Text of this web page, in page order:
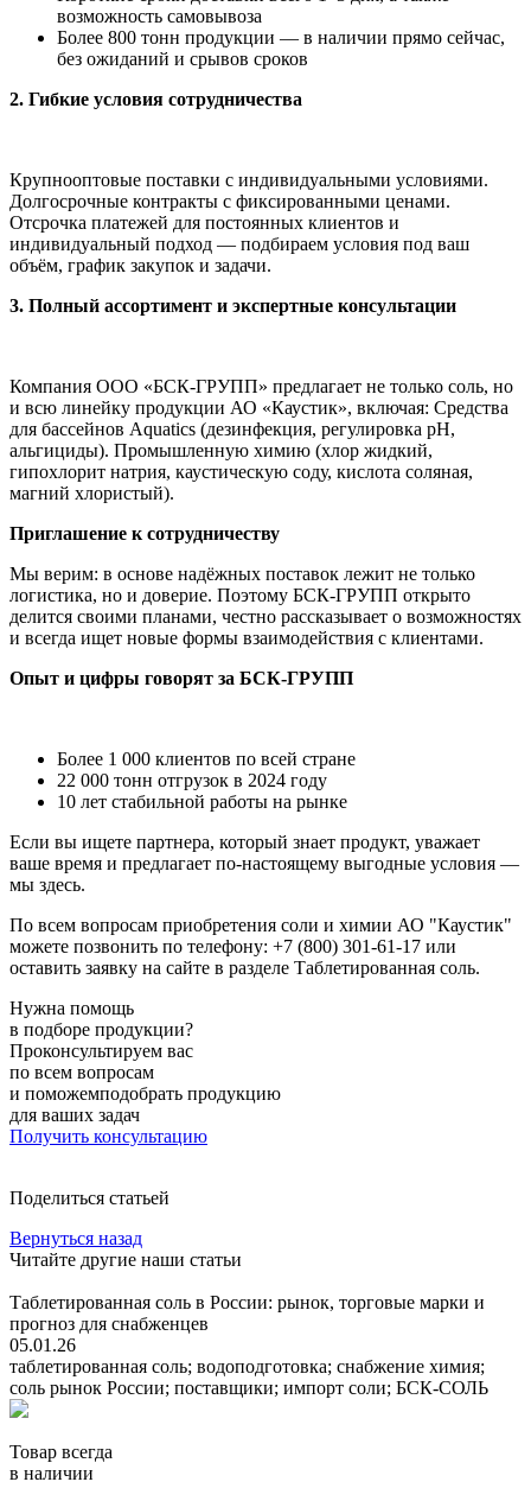
возможность самовывоза
Более 800 тонн продукции — в наличии прямо сейчас,
без ожиданий и срывов сроков
2. Гибкие условия сотрудничества
Крупнооптовые поставки с индивидуальными условиями.
Долгосрочные контракты с фиксированными ценами.
Отсрочка платежей для постоянных клиентов и
индивидуальный подход — подбираем условия под ваш
объём, график закупок и задачи.
3. Полный ассортимент и экспертные консультации
Компания ООО «БСК-ГРУПП» предлагает не только соль, но
и всю линейку продукции АО «Каустик», включая: Средства
для бассейнов Aquatics (дезинфекция, регулировка pH,
альгициды). Промышленную химию (хлор жидкий,
гипохлорит натрия, каустическую соду, кислота соляная,
магний хлористый).
Приглашение к сотрудничеству
Мы верим: в основе надёжных поставок лежит не только
логистика, но и доверие. Поэтому БСК-ГРУПП открыто
делится своими планами, честно рассказывает о возможностях
и всегда ищет новые формы взаимодействия с клиентами.
Опыт и цифры говорят за БСК-ГРУПП
Более 1 000 клиентов по всей стране
22 000 тонн отгрузок в 2024 году
10 лет стабильной работы на рынке
Если вы ищете партнера, который знает продукт, уважает
ваше время и предлагает по-настоящему выгодные условия —
мы здесь.
По всем вопросам приобретения соли и химии АО "Каустик"
можете позвонить по телефону: +7 (800) 301-61-17 или
оставить заявку на сайте в разделе Таблетированная соль.
Нужна помощь
в подборе продукции?
Проконсультируем вас
по всем вопросам
и поможемподобрать продукцию
для ваших задач
Получить консультацию
Поделиться статьей
Вернуться назад
Читайте другие наши статьи
Таблетированная соль в России: рынок, торговые марки и
прогноз для снабженцев
05.01.26
таблетированная соль; водоподготовка; снабжение химия;
соль рынок России; поставщики; импорт соли; БСК-СОЛЬ
Товар всегда
в наличии